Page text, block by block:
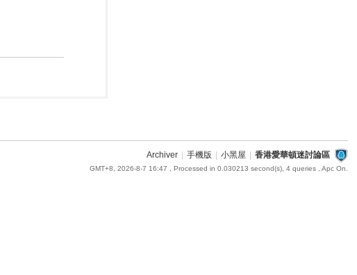
Archiver 手機版 小黑屋 香港愛華頓迷討論區
GMT+8, 2026-8-7 16:47 , Processed in 0.030213 second(s), 4 queries , Apc On.